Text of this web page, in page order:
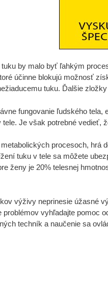
by malo byť ľahkým
účinne blokujú možnosť
tuku. Ďalšie
fungovanie ľudského
Je však potrebné vedieť,
procesoch, hrá
tuku v tele sa môžete
ženy je 20% telesnej
výživy neprinesie úžasné
vyhľadajte pomoc
techník a naučenie sa